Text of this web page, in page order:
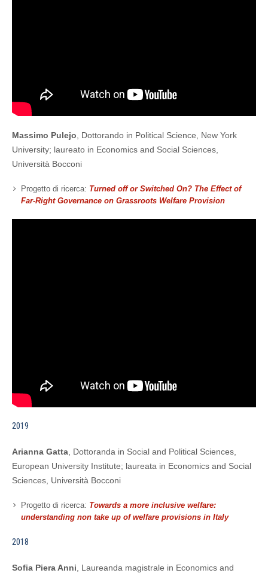
Massimo Pulejo , Dottorando in Political Science, New York
University; laureato in Economics and Social Sciences,
Università Bocconi
Progetto di ricerca: Turned off or Switched On? The Effect of
Far-Right Governance on Grassroots Welfare Provision
2019
Arianna Gatta , Dottoranda in Social and Political Sciences,
European University Institute; laureata in Economics and Social
Sciences, Università Bocconi
Progetto di ricerca: Towards a more inclusive welfare:
understanding non take up of welfare provisions in Italy
2018
Sofia Piera Anni , Laureanda magistrale in Economics and